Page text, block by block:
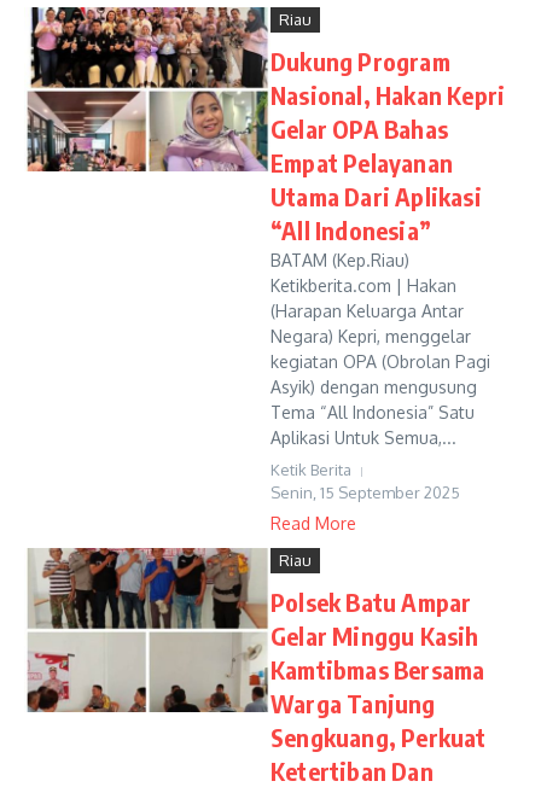
Riau
Dukung Program
Nasional, Hakan Kepri
Gelar OPA Bahas
Empat Pelayanan
Utama Dari Aplikasi
“All Indonesia”
BATAM (Kep.Riau)
Ketikberita.com | Hakan
(Harapan Keluarga Antar
Negara) Kepri, menggelar
kegiatan OPA (Obrolan Pagi
Asyik) dengan mengusung
Tema “All Indonesia” Satu
Aplikasi Untuk Semua,...
Ketik Berita
Senin, 15 September 2025
Read More
Riau
Polsek Batu Ampar
Gelar Minggu Kasih
Kamtibmas Bersama
Warga Tanjung
Sengkuang, Perkuat
Ketertiban Dan